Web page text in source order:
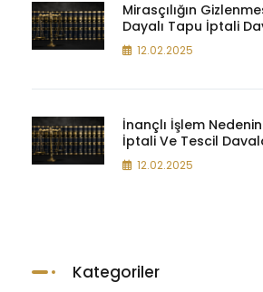
Mirasçılığın
Dayalı Tapu İptali
12.02.2025
İnançlı İşlem
İptali Ve Tescil
12.02.2025
Kategoriler